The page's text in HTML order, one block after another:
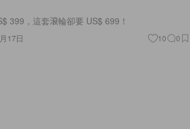
399，這套滾輪卻要 US$ 699！
17日 10 0